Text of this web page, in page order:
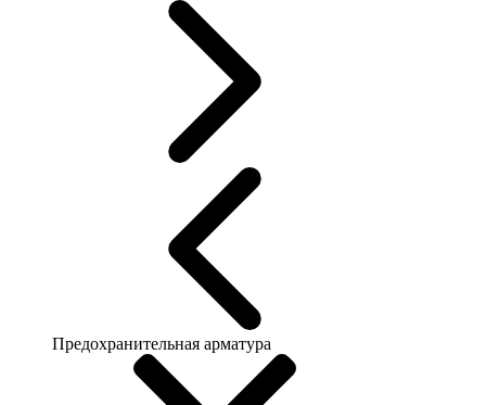
Предохранительная арматура